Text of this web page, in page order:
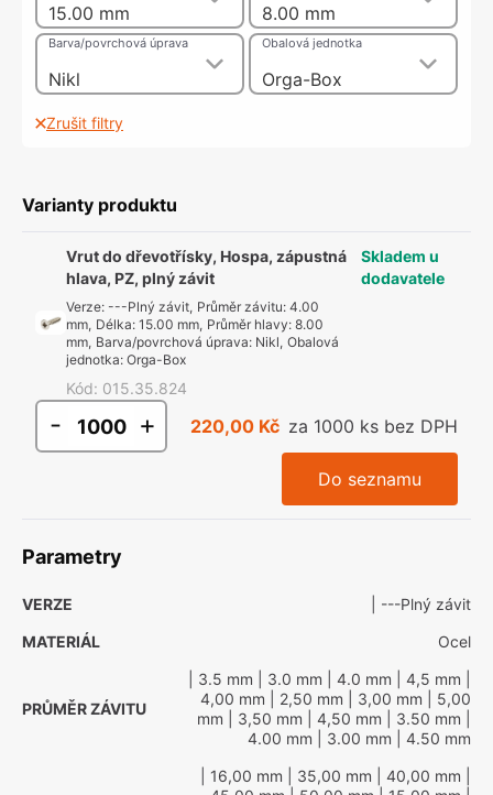
15.00 mm 8.00 mm
Nikl
Barva/povrchová úprava
Orga-Box
Obalová jednotka
Zrušit filtry
Varianty produktu
Vrut do dřevotřísky, Hospa, zápustná
hlava, PZ, plný závit
Verze: ---Plný závit, Průměr závitu: 4.00
mm, Délka: 15.00 mm, Průměr hlavy: 8.00
mm, Barva/povrchová úprava: Nikl, Obalová
jednotka: Orga-Box
Kód: 015.35.824
Skladem u
dodavatele
- + 220,00 Kč za 1000 ks bez DPH
Do seznamu
Parametry
VERZE
| ---Plný závit
MATERIÁL
Ocel
PRŮMĚR ZÁVITU
| 3.5 mm | 3.0 mm | 4.0 mm | 4,5 mm
4,00 mm | 2,50 mm | 3,00 mm | 5,00
mm | 3,50 mm | 4,50 mm | 3.50 mm
4.00 mm | 3.00 mm | 4.50 mm
| 16,00 mm | 35,00 mm | 40,00 mm